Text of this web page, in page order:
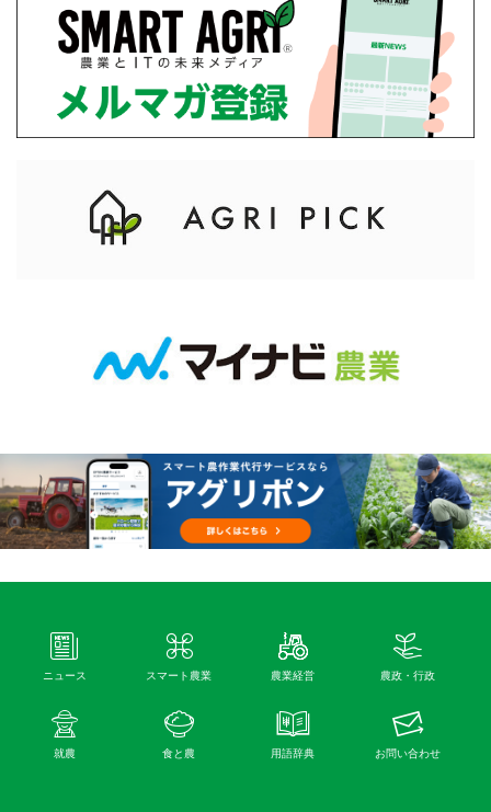
ニュース スマート農業 農業経営 農政・行政
就農 食と農 用語辞典 お問い合わせ